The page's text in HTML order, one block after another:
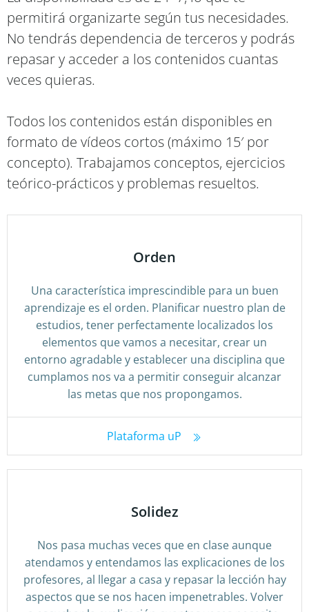
permitirá organizarte según tus necesidades.
No tendrás dependencia de terceros y podrás
repasar y acceder a los contenidos cuantas
veces quieras.
Todos los contenidos están disponibles en
formato de vídeos cortos (máximo 15′ por
concepto). Trabajamos conceptos, ejercicios
teórico-prácticos y problemas resueltos.
Orden
Una característica imprescindible para un buen
aprendizaje es el orden. Planificar nuestro plan de
estudios, tener perfectamente localizados los
elementos que vamos a necesitar, crear un
entorno agradable y establecer una disciplina que
cumplamos nos va a permitir conseguir alcanzar
las metas que nos propongamos.
Plataforma uP
Solidez
Nos pasa muchas veces que en clase aunque
atendamos y entendamos las explicaciones de los
profesores, al llegar a casa y repasar la lección hay
aspectos que se nos hacen impenetrables. Volver